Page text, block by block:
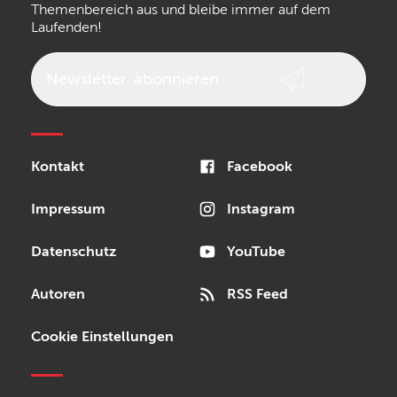
Themenbereich aus und bleibe immer auf dem
Laufenden!
Kontakt
Impressum
Datenschutz
Autoren
Cookie Einstellungen
Facebook
Instagram
YouTube
RSS Feed